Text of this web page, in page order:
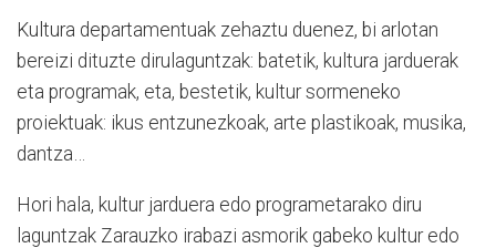
Kultura departamentuak zehaztu duenez, bi arlotan
bereizi dituzte dirulaguntzak: batetik, kultura jarduerak
eta programak, eta, bestetik, kultur sormeneko
proiektuak: ikus entzunezkoak, arte plastikoak, musika,
dantza…
Hori hala, kultur jarduera edo programetarako diru
laguntzak Zarauzko irabazi asmorik gabeko kultur edo